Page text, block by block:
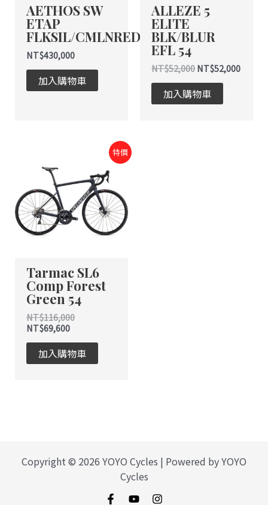
AETHOS SW
ETAP
FLKSIL/CMLNREDGLD/BR
NT$430,000
加入購物車
ALLEZE 5
ELITE
BLK/BLUR
EFL 54
NT$52,000NT$52,000
加入購物車
特價
Tarmac SL6
Comp Forest
Green 54
NT$116,000
格：
NT$116,000。
NT$69,600
格：
NT$69,600。
加入購物車
Copyright © 2026 YOYO Cycles | Powered by YOYO
Cycles